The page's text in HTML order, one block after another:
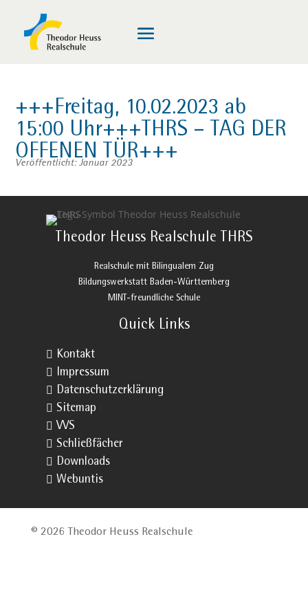
+++Freitag, 10.02.2023 ab
15:00 Uhr+++THRS – TAG DER
OFFENEN TÜR+++
Veröffentlicht: Januar 2023
Theodor Heuss Realschule THRS
Realschule mit Bilingualem Zug
Bildungswerkstatt Baden-Württemberg
MINT-freundliche Schule
Quick Links
 Kontakt
 Impressum
 Datenschutzerklärung
 Sitemap
 VVS
 Schließfächer
 Downloads
 Webuntis
© 2026 Theodor Heuss Realschule